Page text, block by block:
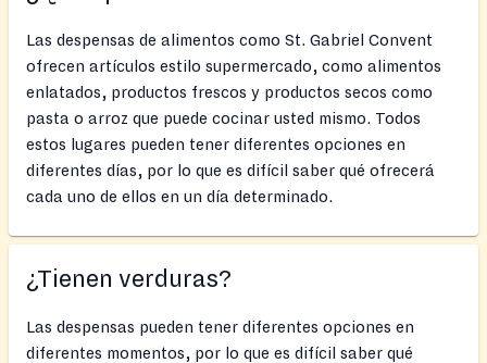
Las despensas de alimentos como St. Gabriel Convent
ofrecen artículos estilo supermercado, como alimentos
enlatados, productos frescos y productos secos como
pasta o arroz que puede cocinar usted mismo. Todos
estos lugares pueden tener diferentes opciones en
diferentes días, por lo que es difícil saber qué ofrecerá
cada uno de ellos en un día determinado.
¿Tienen verduras?
Las despensas pueden tener diferentes opciones en
diferentes momentos, por lo que es difícil saber qué